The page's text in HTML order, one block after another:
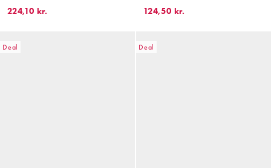
tern og citronprint
224,10 kr.
spidser og pink kanter
124,50 kr.
Deal Deal